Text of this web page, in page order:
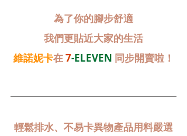
為了你的腳步舒適
我們更貼近大家的生活
維諾妮卡在 7-ELEVEN 同步開賣啦！
輕鬆排水、不易卡異物產品用料嚴選